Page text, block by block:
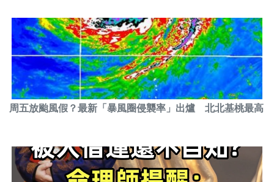
周五放颱風假？最新「暴風圈侵襲率」出爐 北北基桃最高